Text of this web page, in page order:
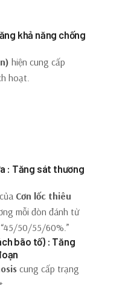
khả năng chống
hiện cung cấp
hoạt.
: Tăng sát thương
Cơn lốc thiêu
mỗi đòn đánh từ
50/55/60%.”
bão tố) : Tăng
cung cấp trạng